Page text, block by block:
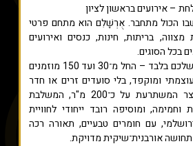
– אירועים בראשון לציון
הכול מתחבר. אֻרְשָׁלִם הוא מתחם פרטי
בריתות, חינות, כנסים ואירועים
בכל הסוגים.
המתחם מיועד לאירוע שלכם בלבד – החל מ־30 ועד 150 מוזמנים
ומוקפד, בלי סועדים זרים או חדר
VIP צפוף. למתחם חצר המשתרעת על כ־200 מ"ר, המשלבת
וחמימה, ומוסיפה רובד ייחודי לחוויית
עם חומרים טבעיים, תאורה רכה
אורבנית־שיקית מדויקת.